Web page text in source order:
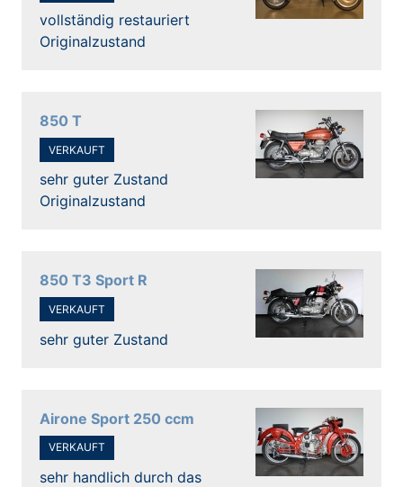
vollständig restauriert
Originalzustand
850 T
VERKAUFT
sehr guter Zustand
Originalzustand
850 T3 Sport R
VERKAUFT
sehr guter Zustand
Airone Sport 250 ccm
VERKAUFT
sehr handlich durch das